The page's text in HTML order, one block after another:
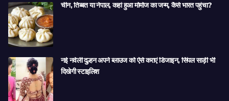
चीन, तिब्बत या नेपाल, कहां हुआ मोमोज का जन्म, कैसे भारत पहुंचा?
नई नवेली दुल्हन अपने ब्लाउज को ऐसे कराएं डिजाइन, सिंपल साड़ी भी
दिखेगी स्टाइलिश